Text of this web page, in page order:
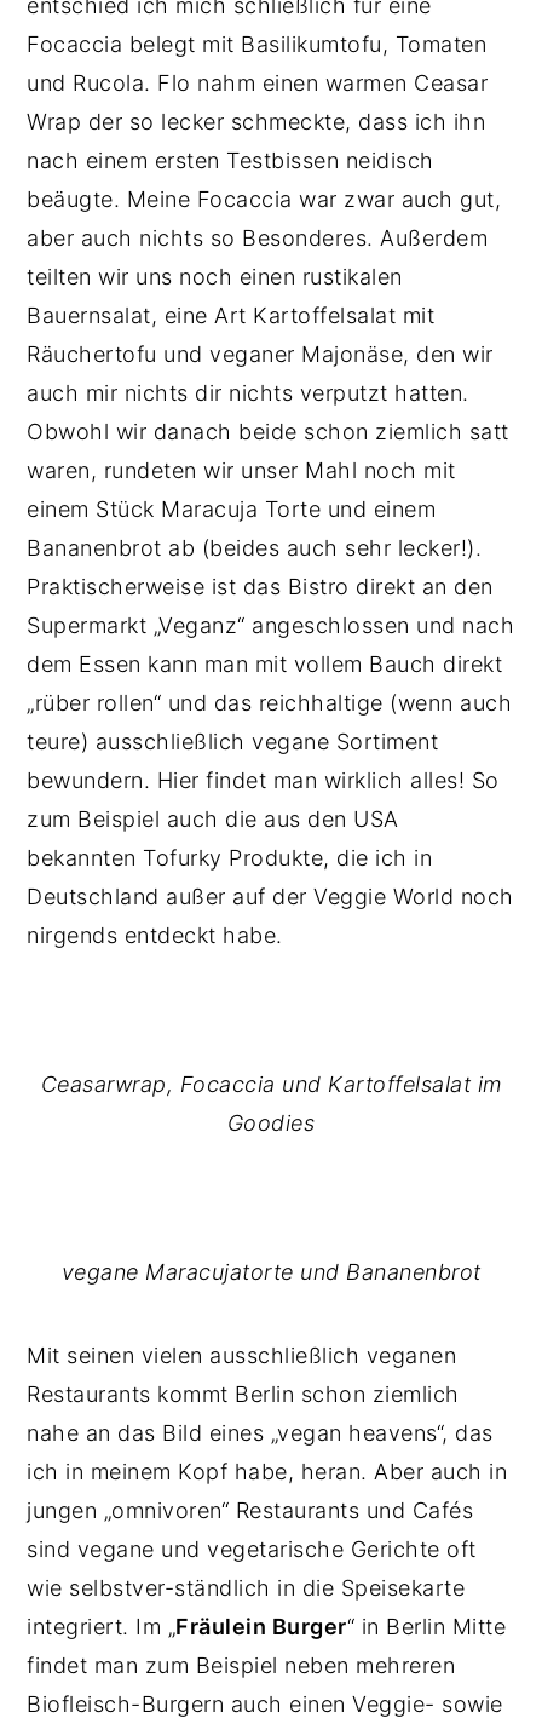
entschied ich mich schließlich für eine
Focaccia belegt mit Basilikumtofu, Tomaten
und Rucola. Flo nahm einen warmen Ceasar
Wrap der so lecker schmeckte, dass ich ihn
nach einem ersten Testbissen neidisch
beäugte. Meine Focaccia war zwar auch gut,
aber auch nichts so Besonderes. Außerdem
teilten wir uns noch einen rustikalen
Bauernsalat, eine Art Kartoffelsalat mit
Räuchertofu und veganer Majonäse, den wir
auch mir nichts dir nichts verputzt hatten.
Obwohl wir danach beide schon ziemlich satt
waren, rundeten wir unser Mahl noch mit
einem Stück Maracuja Torte und einem
Bananenbrot ab (beides auch sehr lecker!).
Praktischerweise ist das Bistro direkt an den
Supermarkt „Veganz“ angeschlossen und nach
dem Essen kann man mit vollem Bauch direkt
„rüber rollen“ und das reichhaltige (wenn auch
teure) ausschließlich vegane Sortiment
bewundern. Hier findet man wirklich alles! So
zum Beispiel auch die aus den USA
bekannten Tofurky Produkte, die ich in
Deutschland außer auf der Veggie World noch
nirgends entdeckt habe.
Ceasarwrap, Focaccia und Kartoffelsalat im
Goodies
vegane Maracujatorte und Bananenbrot
Mit seinen vielen ausschließlich veganen
Restaurants kommt Berlin schon ziemlich
nahe an das Bild eines „vegan heavens“, das
ich in meinem Kopf habe, heran. Aber auch in
jungen „omnivoren“ Restaurants und Cafés
sind vegane und vegetarische Gerichte oft
wie selbstver-ständlich in die Speisekarte
integriert. Im „Fräulein Burger“ in Berlin Mitte
findet man zum Beispiel neben mehreren
Biofleisch-Burgern auch einen Veggie- sowie